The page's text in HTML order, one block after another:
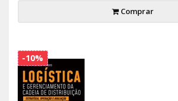
Comprar
-10%